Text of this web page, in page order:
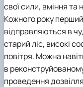
свої сили, вміння та
Кожного року
відправляються в
старий ліс, високі
повітря. Можна
в
проведення